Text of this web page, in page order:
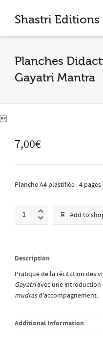
I'm looking for
Show me
Shastri Editions
Planches
Gayatri Mantra

7,00€
Planche A4 plastifiée : 4
Add to
Description
Pratique de la récitation des
Gayatriavec une introduction
mudrasd’accompagnement.
Additional Information